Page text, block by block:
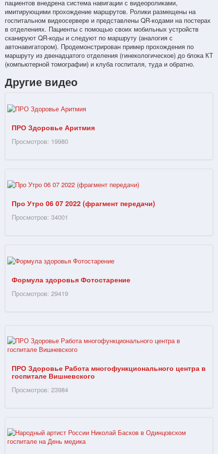
пациентов внедрена система навигации с видеороликами,
имитирующими прохождение маршрутов. Ролики размещены на
госпитальном видеосервере и представлены QR-кодами на постерах
в отделениях. Пациенты с помощью своих мобильных устройств
сканируют QR-коды и следуют по маршруту (аналогия с
автонавигатором). Продемонстрирован пример прохождения по
маршруту из двенадцатого отделения (гинекологическое) до блока КТ
(компьютерной томографии) и клуба госпиталя, туда и обратно.
Другие видео
ПРО Здоровье Аритмия
Просмотров: 19980
Про Утро 06 07 2022 (фрагмент передачи)
Просмотров: 34001
Формула здоровья Фотостарение
Просмотров: 29419
ПРО Здоровье Работа многофункционального центра в
госпитале Вишневского
Просмотров: 23984